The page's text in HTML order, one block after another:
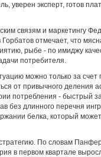
уверен эксперт, готов
связям и маркетингу
отмечает, что
рыбе - по имиджу
потребителя.
можно только за счет
от привычного деления
потребления - быстрый
без длинного перечня
белка, который
По словам
в первом квартале